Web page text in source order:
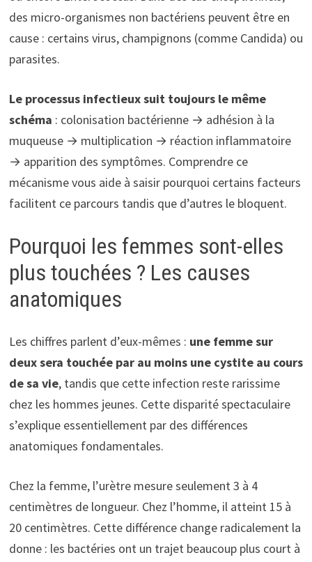
des micro-organismes non bactériens peuvent être en
cause : certains virus, champignons (comme Candida) ou
parasites.
Le processus infectieux suit toujours le même
schéma : colonisation bactérienne → adhésion à la
muqueuse → multiplication → réaction inflammatoire
→ apparition des symptômes. Comprendre ce
mécanisme vous aide à saisir pourquoi certains facteurs
facilitent ce parcours tandis que d’autres le bloquent.
Pourquoi les femmes sont-elles
plus touchées ? Les causes
anatomiques
Les chiffres parlent d’eux-mêmes : une femme sur
deux sera touchée par au moins une cystite au cours
de sa vie, tandis que cette infection reste rarissime
chez les hommes jeunes. Cette disparité spectaculaire
s’explique essentiellement par des différences
anatomiques fondamentales.
Chez la femme, l’urètre mesure seulement 3 à 4
centimètres de longueur. Chez l’homme, il atteint 15 à
20 centimètres. Cette différence change radicalement la
donne : les bactéries ont un trajet beaucoup plus court à